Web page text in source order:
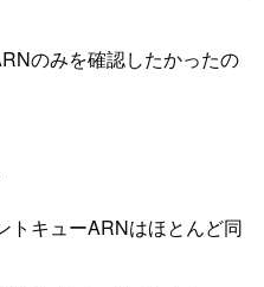
のみを確認したかったの
トキューARNはほとんど同